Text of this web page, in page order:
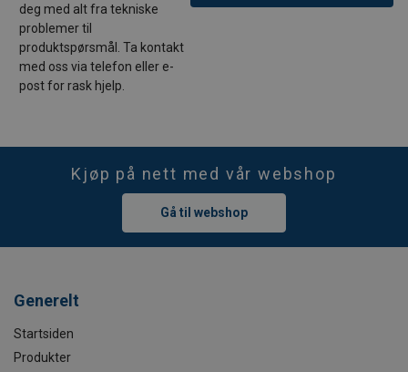
deg med alt fra tekniske
problemer til
produktspørsmål. Ta kontakt
med oss via telefon eller e-
post for rask hjelp.
Kjøp på nett med vår webshop
Gå til webshop
Generelt
Startsiden
Produkter